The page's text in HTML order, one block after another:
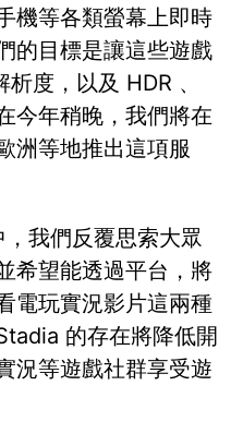
機等各類螢幕上即時
的目標是讓這些遊戲
度，以及 HDR 、
今年稍晚，我們將在
洲等地推出這項服
我們反覆思索大眾
希望能透過平台，將
電玩實況影片這兩種
的存在將降低開
況等遊戲社群享受遊